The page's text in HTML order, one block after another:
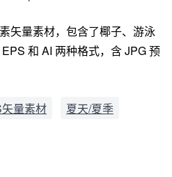
矢量素材，包含了椰子、游泳
和 AI 两种格式，含 JPG 预
量素材
夏天/夏季